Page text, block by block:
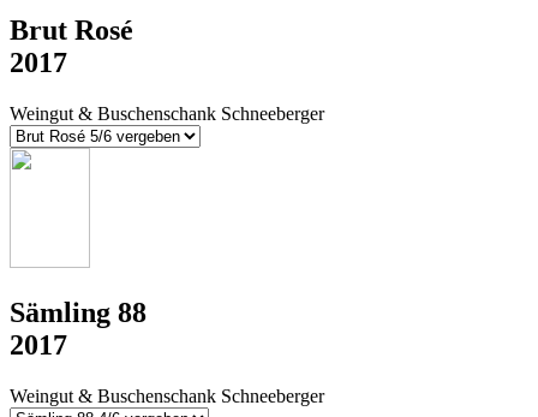
Brut Rosé
2017
Weingut & Buschenschank Schneeberger
Sämling 88
2017
Weingut & Buschenschank Schneeberger